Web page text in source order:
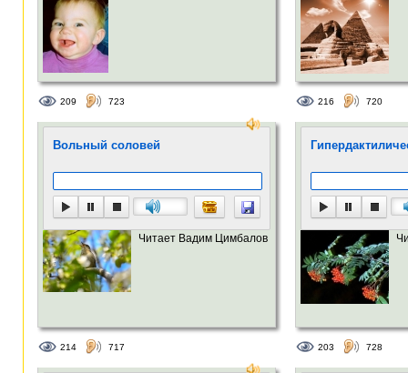
209 723 216 720
Вольный соловей
Читает Вадим Цимбалов
214 717 203 728